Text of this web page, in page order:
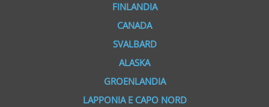
FINLANDIA
CANADA
SVALBARD
ALASKA
GROENLANDIA
LAPPONIA E CAPO NORD